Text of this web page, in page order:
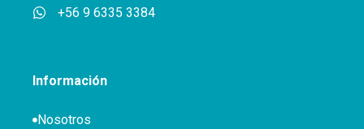
+56 9 6335 3384
Información
Nosotros